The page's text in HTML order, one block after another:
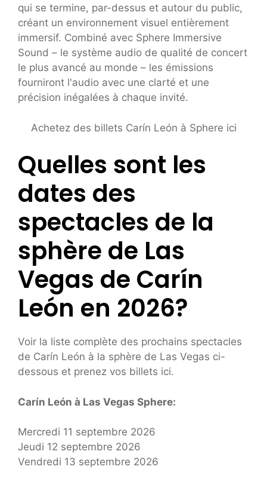
qui se termine, par-dessus et autour du public,
créant un environnement visuel entièrement
immersif. Combiné avec Sphere Immersive
Sound – le système audio de qualité de concert
le plus avancé au monde – les émissions
fourniront l'audio avec une clarté et une
précision inégalées à chaque invité.
Achetez des billets Carín León à Sphere ici
Quelles sont les
dates des
spectacles de la
sphère de Las
Vegas de Carín
León en 2026?
Voir la liste complète des prochains spectacles
de Carín León à la sphère de Las Vegas ci-
dessous et prenez vos billets ici.
Carín León à Las Vegas Sphere:
Mercredi 11 septembre 2026
Jeudi 12 septembre 2026
Vendredi 13 septembre 2026